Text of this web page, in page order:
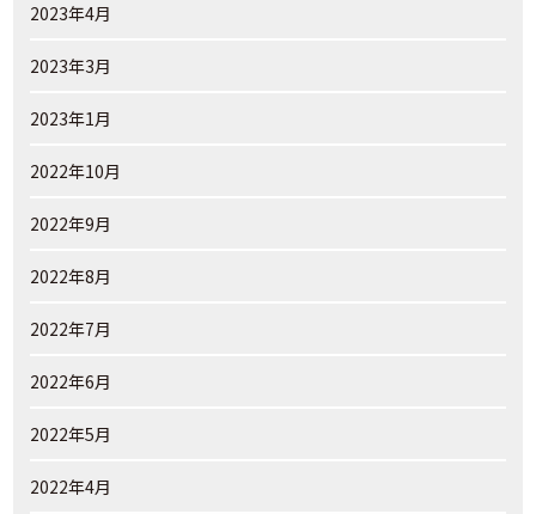
2023年4月
2023年3月
2023年1月
2022年10月
2022年9月
2022年8月
2022年7月
2022年6月
2022年5月
2022年4月